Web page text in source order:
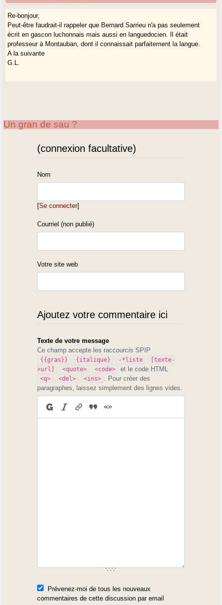
Re-bonjour,
Peut-être faudrait-il rappeler que Bernard Sarrieu n'a pas seulement
écrit en gascon luchonnais mais aussi en languedocien. Il était
professeur à Montauban, dont il connaissait parfaitement la langue.
A la suivante
G.L.
Un gran de sau ?
(connexion facultative)
Nom
[Se connecter]
Courriel (non publié)
Votre site web
Ajoutez votre commentaire ici
Texte de votre message
Ce champ accepte les raccourcis SPIP
{{gras}} {italique} -*liste
[texte-
>url]
<quote> <code> et le code HTML
<q> <del> <ins>
. Pour créer des
paragraphes, laissez simplement des lignes vides.
Prévenez-moi de tous les nouveaux
commentaires de cette discussion par email